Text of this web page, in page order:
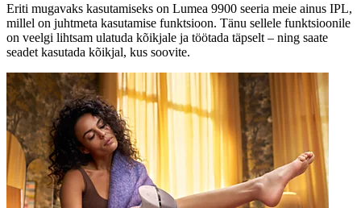
Eriti mugavaks kasutamiseks on Lumea 9900 seeria meie ainus IPL,
millel on juhtmeta kasutamise funktsioon. Tänu sellele funktsioonile
on veelgi lihtsam ulatuda kõikjale ja töötada täpselt – ning saate
seadet kasutada kõikjal, kus soovite.